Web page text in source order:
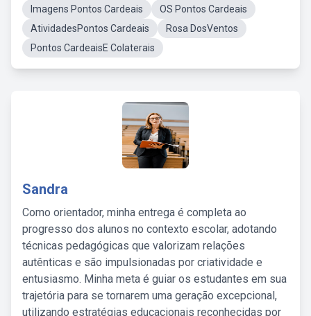
Imagens Pontos Cardeais
OS Pontos Cardeais
AtividadesPontos Cardeais
Rosa DosVentos
Pontos CardeaisE Colaterais
Sandra
Como orientador, minha entrega é completa ao
progresso dos alunos no contexto escolar, adotando
técnicas pedagógicas que valorizam relações
autênticas e são impulsionadas por criatividade e
entusiasmo. Minha meta é guiar os estudantes em sua
trajetória para se tornarem uma geração excepcional,
utilizando estratégias educacionais reconhecidas por